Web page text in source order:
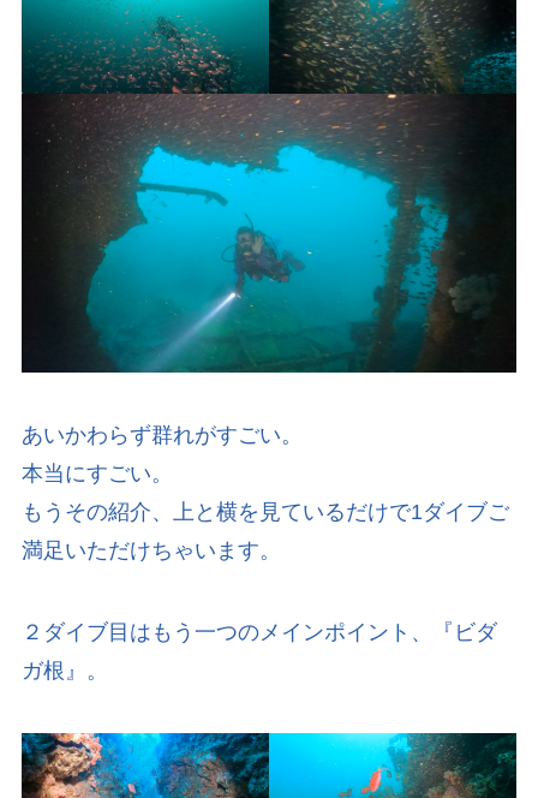
あいかわらず群れがすごい。
本当にすごい。
もうその紹介、上と横を見ているだけで1ダイブご
満足いただけちゃいます。
２ダイブ目はもう一つのメインポイント、『ビダ
ガ根』。